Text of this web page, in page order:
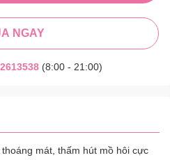
NGAY
(8:00 - 21:00)
mát, thấm hút mồ hôi cực